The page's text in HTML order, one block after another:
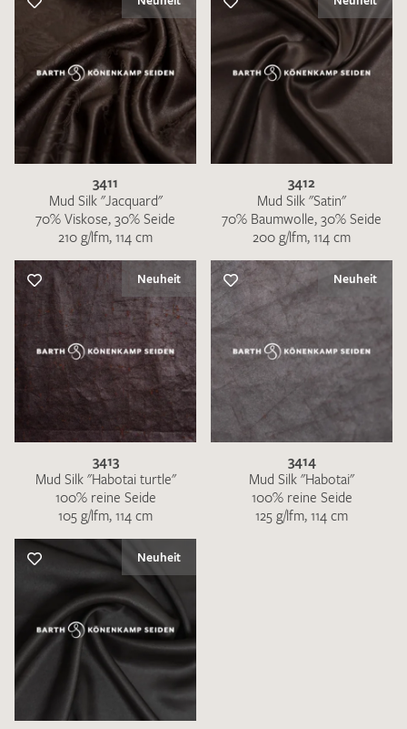
Ich bin damit einverstanden, dass meine angegebenen Daten
zur Beantwortung meiner Musteranfrage genutzt werden.
DieDatenschutzbestimmungen
genommen und akzeptiere diese.
3411
Mud Silk "Jacquard"
70% Viskose, 30% Seide
210 g/lfm, 114 cm
3412
Mud Silk "Satin"
70% Baumwolle, 30% Seide
200 g/lfm, 114 cm
Neuheit
3413
Mud Silk "Habotai turtle"
100% reine Seide
105 g/lfm, 114 cm
Neuheit
3414
Mud Silk "Habotai"
100% reine Seide
125 g/lfm, 114 cm
Neuheit